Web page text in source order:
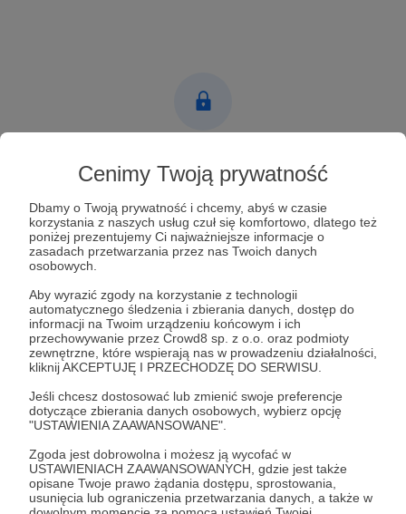
Cenimy Twoją prywatność
Dbamy o Twoją prywatność i chcemy, abyś w czasie
korzystania z naszych usług czuł się komfortowo, dlatego też
poniżej prezentujemy Ci najważniejsze informacje o
zasadach przetwarzania przez nas Twoich danych
osobowych.
Aby wyrazić zgody na korzystanie z technologii
automatycznego śledzenia i zbierania danych, dostęp do
informacji na Twoim urządzeniu końcowym i ich
przechowywanie przez Crowd8 sp. z o.o. oraz podmioty
zewnętrzne, które wspierają nas w prowadzeniu działalności,
kliknij AKCEPTUJĘ I PRZECHODZĘ DO SERWISU.
Jeśli chcesz dostosować lub zmienić swoje preferencje
dotyczące zbierania danych osobowych, wybierz opcję
"USTAWIENIA ZAAWANSOWANE".
Zgoda jest dobrowolna i możesz ją wycofać w
USTAWIENIACH ZAAWANSOWANYCH, gdzie jest także
opisane Twoje prawo żądania dostępu, sprostowania,
usunięcia lub ograniczenia przetwarzania danych, a także w
Aby zobaczyć ten materiał musisz być zalogowany
Zostań Patronem
Donald Trump wojna NATO-rosja polska operacja obronna
kampania wyborcza w USA zimna wojna RFN
Bundeswehra wojna w Gruzji
Udostępnij